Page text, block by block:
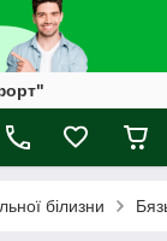
білизни